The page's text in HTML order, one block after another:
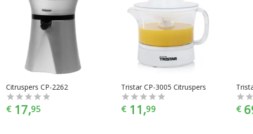
Citruspers CP-2262
€ 17,95
Tristar CP-3005 Citruspers
€ 11,99 €